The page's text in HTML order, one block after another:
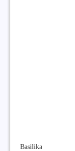
Basilika